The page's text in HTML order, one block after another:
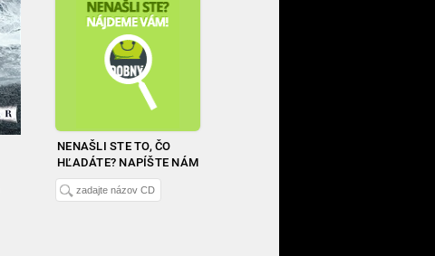
NENAŠLI STE TO, ČO
HĽADÁTE? NAPÍŠTE NÁM